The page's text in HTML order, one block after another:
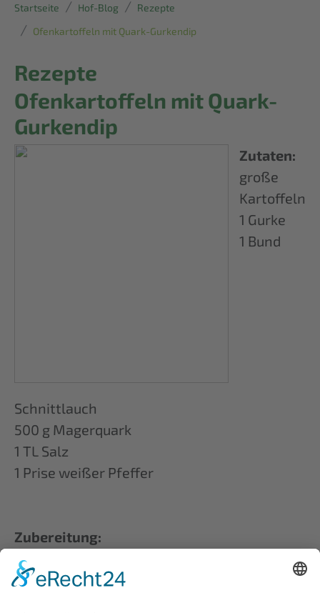
Startseite Hof-Blog
Rezepte
Ofenkartoffeln mit Quark-Gurkendip
Rezepte
Ofenkartoffeln mit Quark-
Gurkendip
Zutaten:
große
Kartoffeln
1 Gurke
1 Bund
Schnittlauch
500 g Magerquark
1 TL Salz
1 Prise weißer Pfeffer
Zubereitung:
Kartoffeln waschen, abtupfen und
einstechen. Danach in Alufolie ca. 60